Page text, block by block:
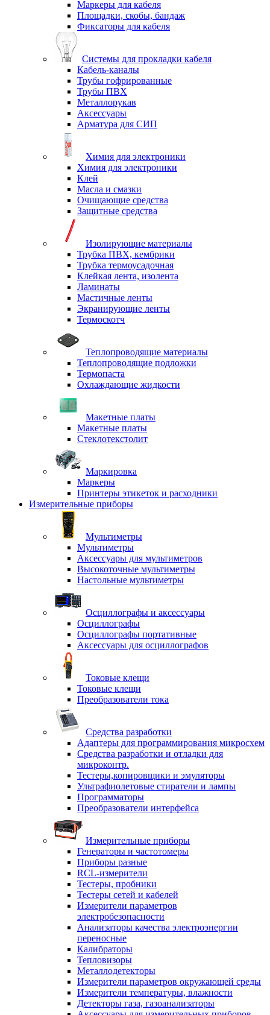
Маркеры для кабеля
Площадки, скобы, бандаж
Фиксаторы для кабеля
Системы для прокладки кабеля
Кабель-каналы
Трубы гофрированные
Трубы ПВХ
Металлорукав
Аксессуары
Арматура для СИП
Химия для электроники
Химия для электроники
Клей
Масла и смазки
Очищающие средства
Защитные средства
Изолирующие материалы
Трубка ПВХ, кембрики
Трубка термоусадочная
Клейкая лента, изолента
Ламинаты
Мастичные ленты
Экранирующие ленты
Термоскотч
Теплопроводящие материалы
Теплопроводящие подложки
Термопаста
Охлаждающие жидкости
Макетные платы
Макетные платы
Стеклотекстолит
Маркировка
Маркеры
Принтеры этикеток и расходники
Измерительные приборы
Мультиметры
Мультиметры
Аксессуары для мультиметров
Высокоточные мультиметры
Настольные мультиметры
Осциллографы и аксессуары
Осциллографы
Осциллографы портативные
Аксессуары для осциллографов
Токовые клещи
Токовые клещи
Преобразователи тока
Средства разработки
Адаптеры для программирования микросхем
Средства разработки и отладки для
микроконтр.
Тестеры,копировщики и эмуляторы
Ультрафиолетовые стиратели и лампы
Программаторы
Преобразователи интерфейса
Измерительные приборы
Генераторы и частотомеры
Приборы разные
RCL-измерители
Тестеры, пробники
Тестеры сетей и кабелей
Измерители параметров
электробезопасности
Анализаторы качества электроэнергии
переносные
Калибраторы
Тепловизоры
Металлодетекторы
Измерители параметров окружающей среды
Измерители температуры, влажности
Детекторы газа, газоанализаторы